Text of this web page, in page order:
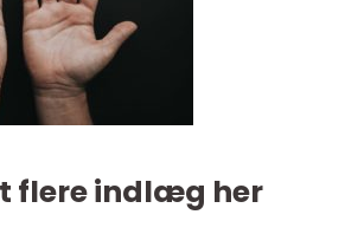
flere indlæg her